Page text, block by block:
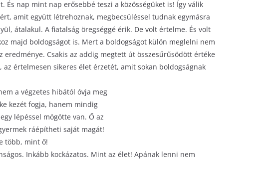
És nap mint nap erősebbé teszi a közösségüket is! Így válik
amit együtt létrehoznak, megbecsüléssel tudnak egymásra
átalakul. A fiatalság öregséggé érik. De volt értelme. És volt
majd boldogságot is. Mert a boldogságot külön meglelni nem
eredménye. Csakis az addig megtett út összesűrűsödött értéke
értelmesen sikeres élet érzetét, amit sokan boldogságnak
a végzetes hibától óvja meg
kezét fogja, hanem mindig
lépéssel mögötte van. Ő az
ráépítheti saját magát!
több, mint ő!
Inkább kockázatos. Mint az élet! Apának lenni nem